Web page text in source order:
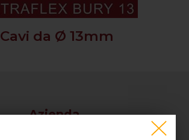
Cavi da Ø 13mm
Azienda